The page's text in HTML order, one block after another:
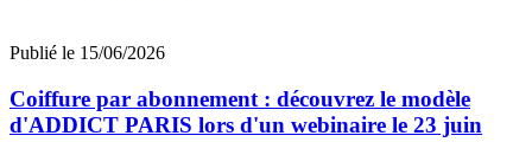
Publié le 15/06/2026
Coiffure par abonnement : découvrez le modèle
d'ADDICT PARIS lors d'un webinaire le 23 juin